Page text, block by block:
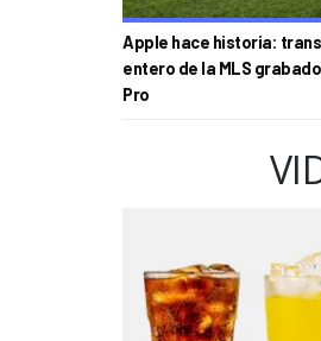
Apple hace historia:
entero de la MLS grabado
Pro